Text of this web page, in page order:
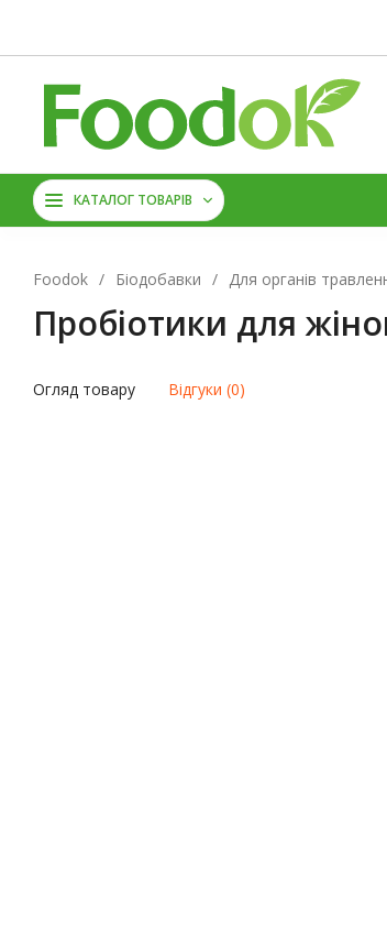
КАТАЛОГ ТОВАРІВ
Foodok / Біодобавки / Для органів
Пробіотики для
Огляд товару Відгуки (0)